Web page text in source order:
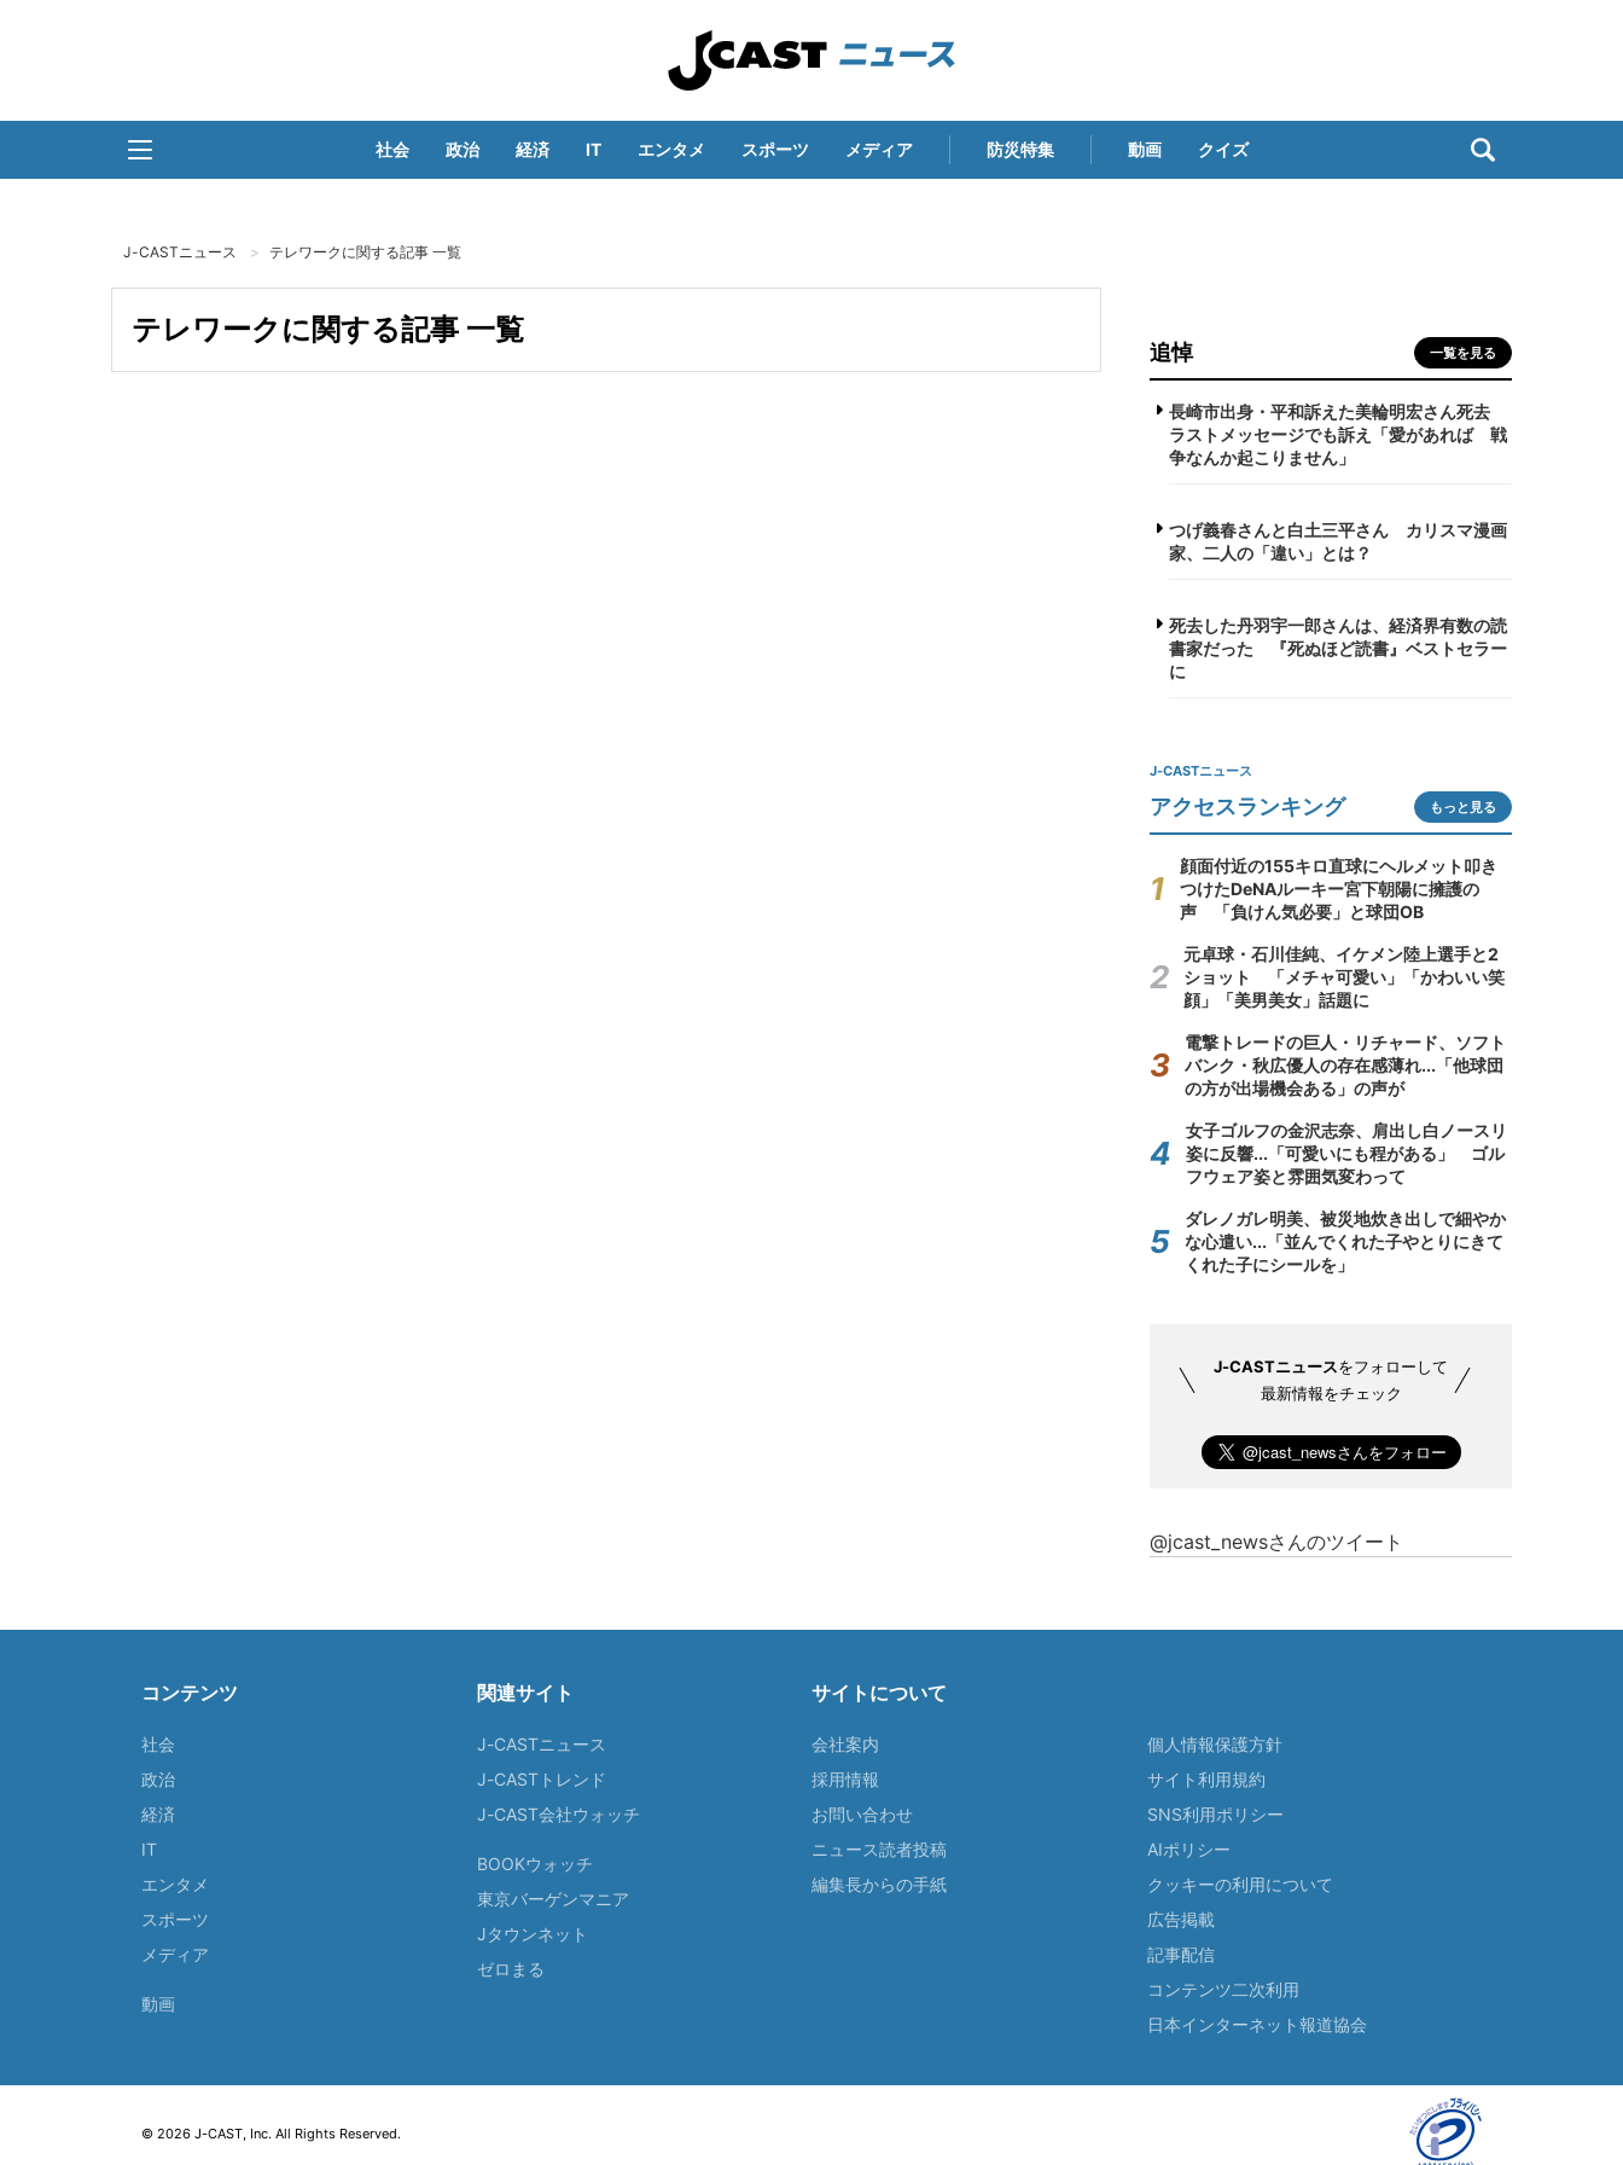
社会 政治 経済 IT エンタメ スポーツ メディア 防災特集 動画 クイズ
J-CASTニュース テレワークに関する記事 一覧
テレワークに関する記事 一覧
追悼 一覧を見る
長崎市出身・平和訴えた美輪明宏さん死去
ラストメッセージでも訴え「愛があれば 戦
争なんか起こりません」
つげ義春さんと白土三平さん カリスマ漫画
家、二人の「違い」とは？
死去した丹羽宇一郎さんは、経済界有数の読
書家だった 『死ぬほど読書』ベストセラー
に
J-CASTニュース
アクセスランキング もっと見る
顔面付近の155キロ直球にヘルメット叩き
つけたDeNAルーキー宮下朝陽に擁護の
声 「負けん気必要」と球団OB
元卓球・石川佳純、イケメン陸上選手と2
ショット 「メチャ可愛い」「かわいい笑
顔」「美男美女」話題に
電撃トレードの巨人・リチャード、ソフト
バンク・秋広優人の存在感薄れ...「他球団
の方が出場機会ある」の声が
女子ゴルフの金沢志奈、肩出し白ノースリ
姿に反響...「可愛いにも程がある」 ゴル
フウェア姿と雰囲気変わって
ダレノガレ明美、被災地炊き出しで細やか
な心遣い...「並んでくれた子やとりにきて
くれた子にシールを」
J-CASTニュースをフォローして
最新情報をチェック
@jcast_newsさんのツイート
コンテンツ
社会
政治
経済
IT
エンタメ
スポーツ
メディア
動画
関連サイト
J-CASTニュース
J-CASTトレンド
J-CAST会社ウォッチ
BOOKウォッチ
東京バーゲンマニア
Jタウンネット
ゼロまる
サイトについて
会社案内
採用情報
お問い合わせ
ニュース読者投稿
編集長からの手紙
個人情報保護方針
サイト利用規約
SNS利用ポリシー
AIポリシー
クッキーの利用について
広告掲載
記事配信
コンテンツ二次利用
日本インターネット報道協会
© 2026 J-CAST, Inc. All Rights Reserved.